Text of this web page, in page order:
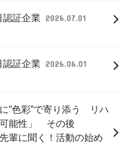
認証企業 2026.07.01
認証企業 2026.06.01
に”色彩”で寄り添う リハ
可能性」 その後
輩に聞く！活動の始め